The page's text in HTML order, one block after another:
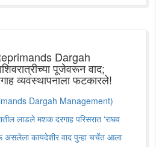
Dargah
पूजेवरून वाद;
व्यवस्थापनाला फटकारले!
Dargah Management)
लाडले मशक दरगाह परिसरात ‘राघव
कायदेशीर वाद पुन्हा चर्चेत आला